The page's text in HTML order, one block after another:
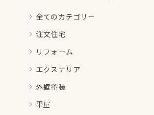
全てのカテゴリー
注文住宅
リフォーム
エクステリア
外壁塗装
平屋